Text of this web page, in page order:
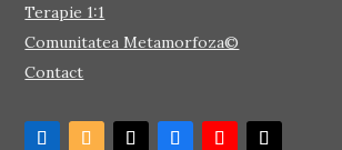
Terapie 1:1
Comunitatea Metamorfoza©
Contact